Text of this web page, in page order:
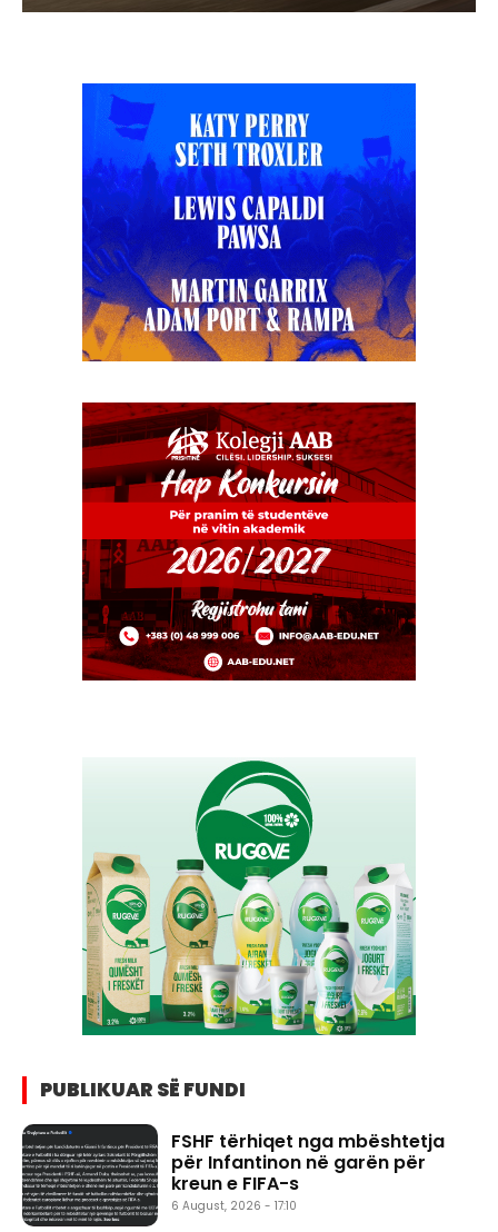
PUBLIKUAR SË FUNDI
FSHF tërhiqet nga mbështetja
për Infantinon në garën për
kreun e FIFA-s
6 August, 2026 - 17:10